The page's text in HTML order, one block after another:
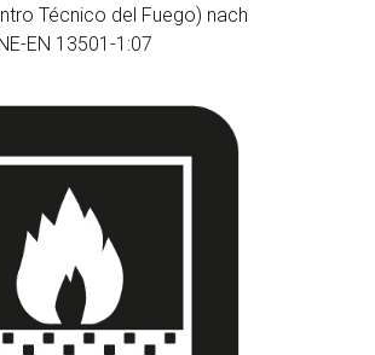
Técnico del Fuego) nach
EN 13501-1:07